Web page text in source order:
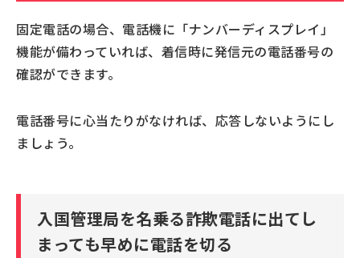
固定電話の場合、電話機に「ナンバーディスプレイ」
機能が備わっていれば、着信時に発信元の電話番号の
確認ができます。
電話番号に心当たりがなければ、応答しないようにし
ましょう。
入国管理局を名乗る詐欺電話に出てし
まっても早めに電話を切る